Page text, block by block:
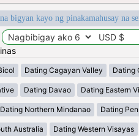
bigyan kayo ng pinakamahusay na
Dating Cagayan Valley Dating
Dating Davao Dating Eastern
Dating Northern Mindanao Dating
Australia Dating Western Visayas